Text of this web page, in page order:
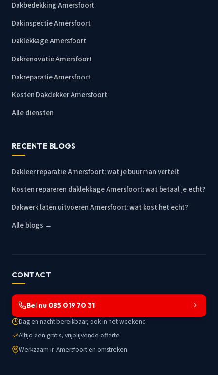
Dakbedekking Amersfoort
Dakinspectie Amersfoort
Daklekkage Amersfoort
Dakrenovatie Amersfoort
Dakreparatie Amersfoort
Kosten Dakdekker Amersfoort
Alle diensten
RECENTE BLOGS
Dakleer reparatie Amersfoort: wat je buurman vertelt
Kosten repareren daklekkage Amersfoort: wat betaal je echt?
Dakwerk laten uitvoeren Amersfoort: wat kost het echt?
Alle blogs →
CONTACT
Bel nu 085 019 70 31
Dag en nacht bereikbaar, ook in het weekend
Altijd een gratis, vrijblijvende offerte
Werkzaam in Amersfoort en omstreken